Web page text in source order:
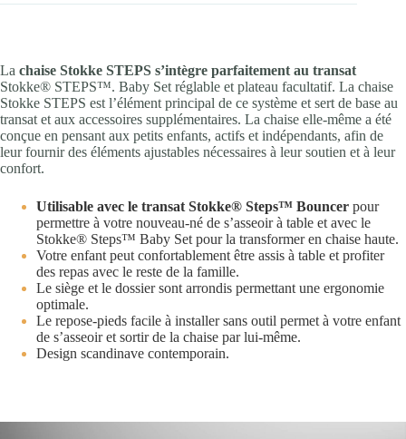
La chaise Stokke STEPS s’intègre parfaitement au transat
Stokke® STEPS™. Baby Set réglable et plateau facultatif. La chaise
Stokke STEPS est l’élément principal de ce système et sert de base au
transat et aux accessoires supplémentaires. La chaise elle-même a été
conçue en pensant aux petits enfants, actifs et indépendants, afin de
leurfournir des éléments ajustables nécessaires à leur soutien et à leur
confort.
Utilisable avec le transat Stokke® Steps™ Bouncer pour
permettre à votre nouveau-né de s’asseoir à table et avec le
Stokke® Steps™ Baby Set pour la transformer en chaise haute.
Votre enfant peut confortablement être assis à table et profiter
des repas avec le reste de la famille.
Le siège et le dossier sont arrondis permettant une ergonomie
optimale.
Le repose-pieds facile à installer sans outil permet à votre enfant
de s’asseoir et sortir de la chaise par lui-même.
Design scandinave contemporain.